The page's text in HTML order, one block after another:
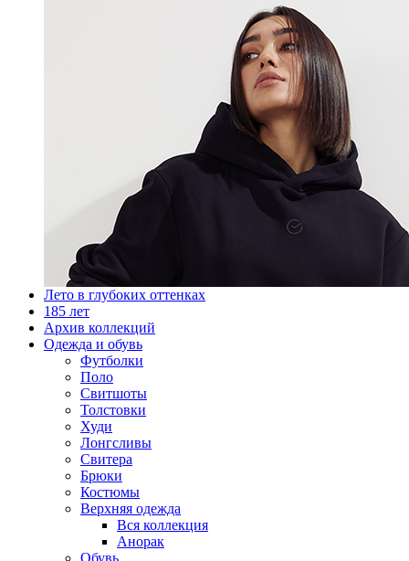
Лето в глубоких оттенках
185 лет
Архив коллекций
Одежда и обувь
Футболки
Поло
Свитшоты
Толстовки
Худи
Лонгсливы
Свитера
Брюки
Костюмы
Верхняя одежда
Вся коллекция
Анорак
Обувь